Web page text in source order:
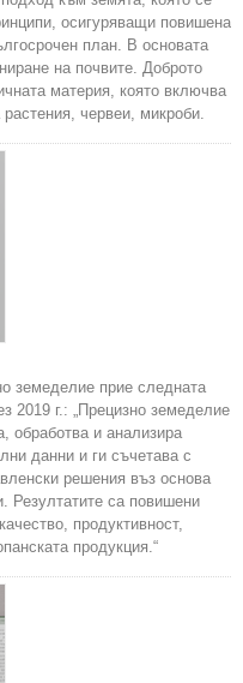
осигуряващи повишена
план. В основата
на почвите. Доброто
материя, която включва
червеи, микроби.
земеделие прие следната
2019 г.: „Прецизно земеделие
обработва и анализира
данни и ги съчетава с
решения въз основа
Резултатите са повишени
продуктивност,
продукция.“